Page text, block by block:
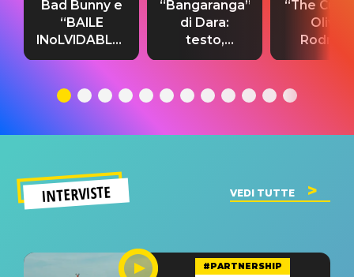
Bad Bunny e
“BAILE
INoLVIDABLE”:
testo,
significato
“Bangaranga”
di Dara:
testo,
traduzione e
del singolo
“The
Olivia
testo,
INTERVISTE VEDI TUTTE
#PARTNERSHIP